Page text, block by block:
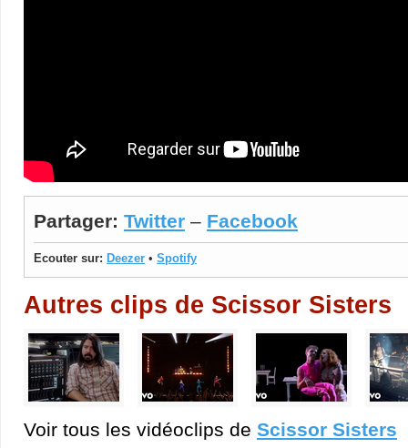
Partager: Twitter – Facebook
Ecouter sur: Deezer • Spotify
Autres clips de Scissor Sisters
Voir tous les vidéoclips de Scissor Sisters